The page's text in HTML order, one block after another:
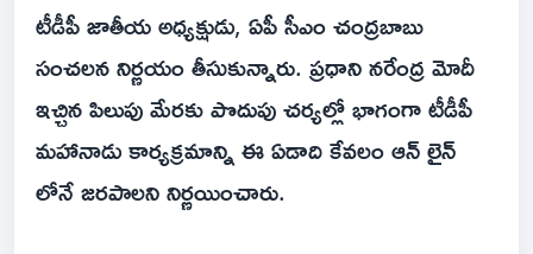
టీడీపీ జాతీయ అధ్యక్షుడు, ఏపీ సీఎం చంద్రబాబు
సంచలన నిర్ణయం తీసుకున్నారు. ప్రధాని నరేంద్ర మోదీ
ఇచ్చిన పిలుపు మేరకు పొదుపు చర్యల్లో భాగంగా టీడీపీ
మహానాడు కార్యక్రమాన్ని ఈ ఏడాది కేవలం ఆన్ లైన్
లోనే జరపాలని నిర్ణయించారు.